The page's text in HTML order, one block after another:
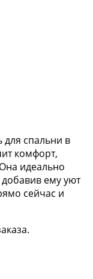
спальни в
комфорт,
идеально
ему уют
сейчас и